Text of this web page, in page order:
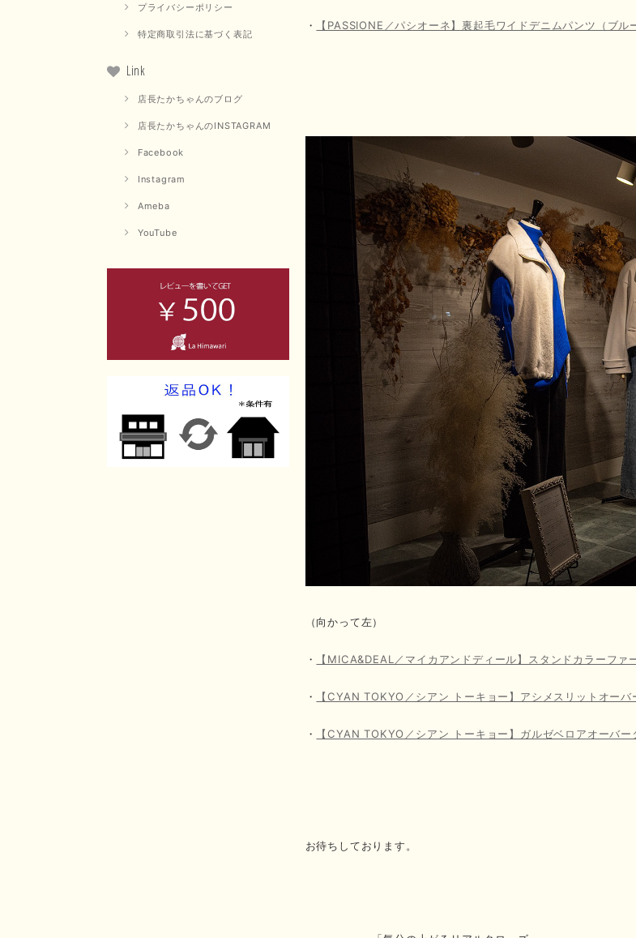
プライバシーポリシー
特定商取引法に基づく表記
Link
店長たかちゃんのブログ
店長たかちゃんのINSTAGRAM
Facebook
Instagram
Ameba
YouTube
・ 【PASSIONE／パシオーネ】裏起毛ワイドデニムパンツ（ブル
（向かって左）
・ 【MICA&DEAL／マイカアンドディール】スタンドカラーファ
・ 【CYAN TOKYO／シアン トーキョー】アシメスリットオーバ
・ 【CYAN TOKYO／シアン トーキョー】ガルゼベロアオーバー
お待ちしております。